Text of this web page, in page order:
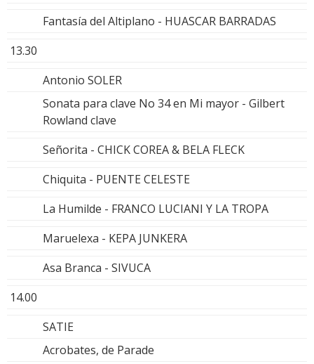
Fantasía del Altiplano - HUASCAR BARRADAS
13.30
Antonio SOLER
Sonata para clave No 34 en Mi mayor - Gilbert
Rowland clave
Señorita - CHICK COREA & BELA FLECK
Chiquita - PUENTE CELESTE
La Humilde - FRANCO LUCIANI Y LA TROPA
Maruelexa - KEPA JUNKERA
Asa Branca - SIVUCA
14.00
SATIE
Acrobates, de Parade